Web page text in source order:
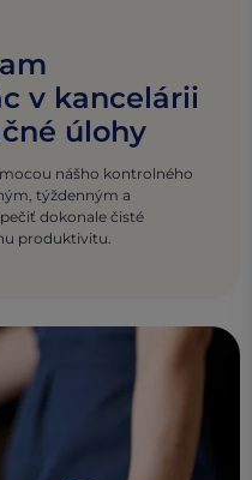
v kancelárii
úlohy
nášho kontrolného
týždenným a
dokonale čisté
produktivitu.